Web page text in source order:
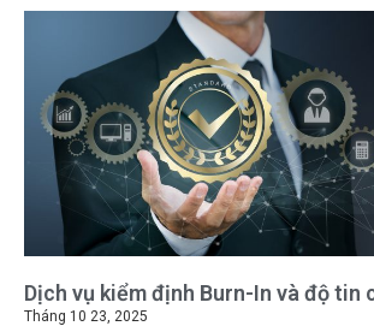
Dịch vụ kiểm định Burn-In và độ tin
Tháng 10 23, 2025